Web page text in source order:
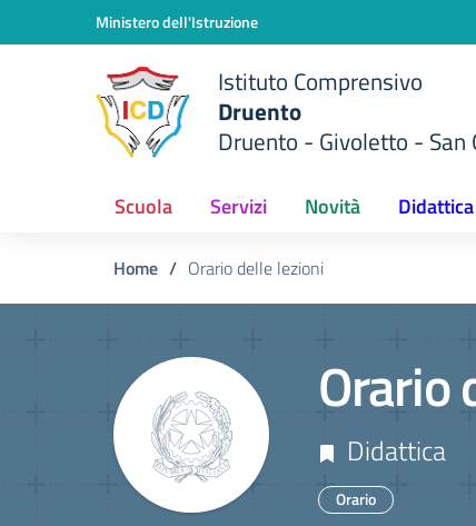
Vai ai contenuti
Vai al menu di navigazione
Ministero dell'Istruzione
Istituto Comprensivo
Druento
Druento - Givoletto - San
Scuola Servizi Novità Didattica
Home / Orario delle lezioni
Orario
Didattica
Orario